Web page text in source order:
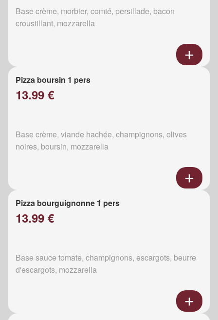
Base crème, morbier, comté, persillade, bacon
croustillant, mozzarella
Pizza boursin 1 pers
13.99 €
Base crème, viande hachée, champignons, olives
noires, boursin, mozzarella
Pizza bourguignonne 1 pers
13.99 €
Base sauce tomate, champignons, escargots, beurre
d'escargots, mozzarella